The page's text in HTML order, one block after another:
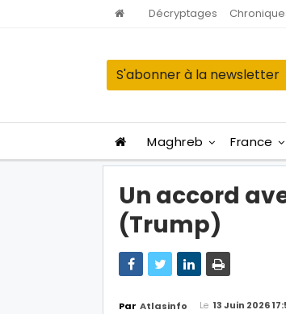
Décryptages
S'abonner à la newsletter
Maghreb France
Un accord
(Trump)
Par Atlasinfo Le 13 Juin 2026